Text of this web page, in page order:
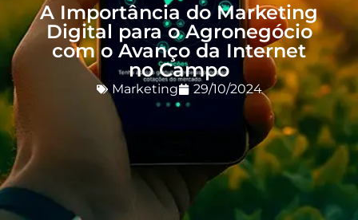
A Importância do Marketing
Digital para o Agronegócio
com o Avanço da Internet
no Campo
Marketing 29/10/2024